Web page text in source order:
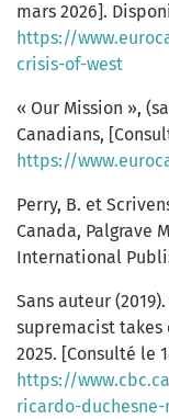
mars 2026].
https://
crisis-of-west
« Our Mission »,
Canadians,
https://
Perry, B. et
Canada, Palgrave
International
Sans auteur
supremacist takes
2025. [Consulté le
https://
ricardo-duchesne-